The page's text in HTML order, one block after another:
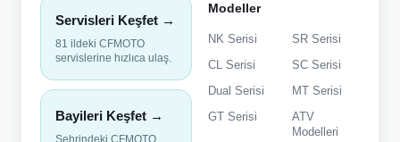
Servisleri Keşfet →
81 ildeki CFMOTO
servislerine hızlıca ulaş.
Bayileri Keşfet →
Modeller
NK Serisi
SR Serisi
CL Serisi
SC Serisi
Dual Serisi
MT Serisi
GT Serisi
ATV
Modelleri